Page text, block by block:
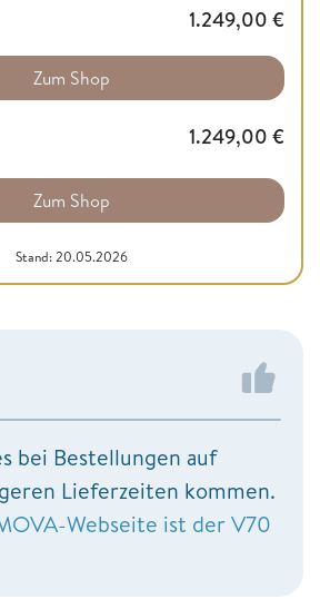
1.249,00 €
Zum Shop
1.249,00 €
Zum Shop
Stand: 20.05.2026
bei Bestellungen auf
Lieferzeiten kommen.
Webseite ist der V70